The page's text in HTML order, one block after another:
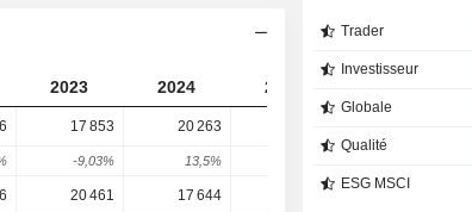
2023 2024 2025
17 853 20 263
-9,03% 13,5%
20 461 17 644 16 586
Trader
Investisseur
Globale
Qualité
ESG MSCI